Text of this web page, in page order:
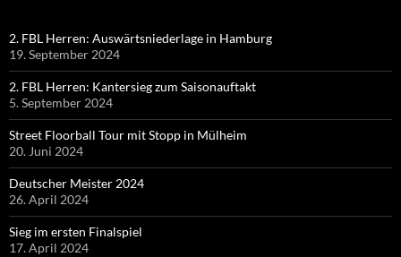
2. FBL Herren: Auswärtsniederlage in Hamburg
19. September 2024
2. FBL Herren: Kantersieg zum Saisonauftakt
5. September 2024
Street Floorball Tour mit Stopp in Mülheim
20. Juni 2024
Deutscher Meister 2024
26. April 2024
Sieg im ersten Finalspiel
17. April 2024